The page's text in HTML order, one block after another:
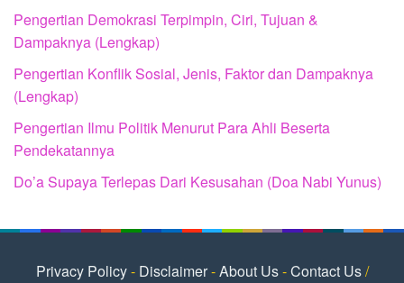
Pengertian Demokrasi Terpimpin, Ciri, Tujuan &
Dampaknya (Lengkap)
Pengertian Konflik Sosial, Jenis, Faktor dan Dampaknya
(Lengkap)
Pengertian Ilmu Politik Menurut Para Ahli Beserta
Pendekatannya
Do’a Supaya Terlepas Dari Kesusahan (Doa Nabi Yunus)
Privacy Policy- Disclaimer-About Us-Contact Us/